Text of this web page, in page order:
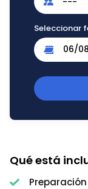
Seleccionar
Qué está